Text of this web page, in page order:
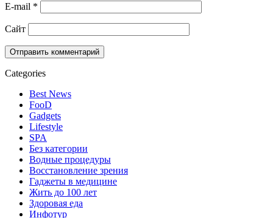
E-mail *
Сайт
Categories
Best News
FooD
Gadgets
Lifestyle
SPA
Без категории
Водные процедуры
Восстановление зрения
Гаджеты в медицине
Жить до 100 лет
Здоровая еда
Инфотур